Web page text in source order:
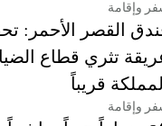
وإقامة
القصر الأحمر:
تثري قطاع
المملكة قريباً
وإقامة